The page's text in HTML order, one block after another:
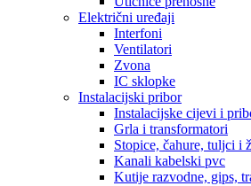
Električni uređaji
Interfoni
Ventilatori
Zvona
IC sklopke
Instalacijski pribor
Instalacijske cijevi i
Grla i transformatori
Stopice, čahure, tuljci i
Kanali kabelski pvc
Kutije razvodne, gips,